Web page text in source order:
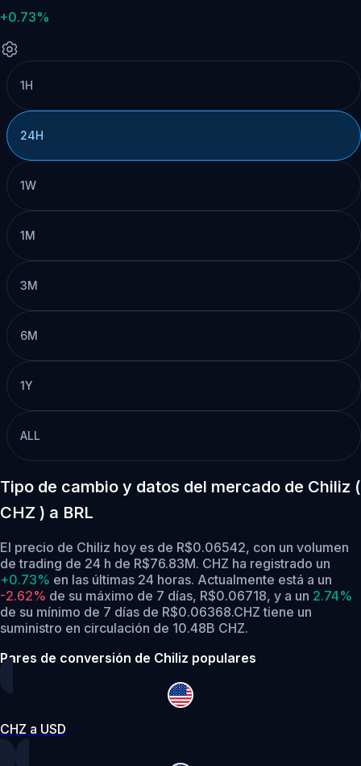
+0.73%
1H
24H
1W
1M
3M
6M
1Y
ALL
Tipo de cambio y datos del mercado de Chiliz (
CHZ ) a BRL
El precio de Chiliz hoy es de R$0.06542, con un volumen
de trading de 24 h de R$76.83M. CHZ ha registrado un
+0.73% en las últimas 24 horas. Actualmente está a un
-2.62% de su máximo de 7 días, R$0.06718, y a un 2.74%
de su mínimo de 7 días de R$0.06368.CHZ tiene un
suministro en circulación de 10.48B CHZ.
Pares de conversión de Chiliz populares
CHZ a USD